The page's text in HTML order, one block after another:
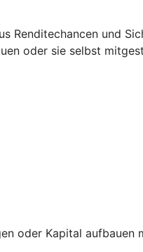
Renditechancen und
oder sie selbst
oder Kapital aufbauen